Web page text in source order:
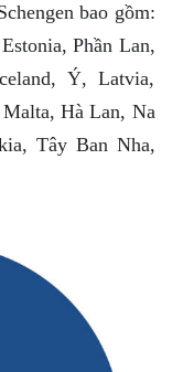
bao gồm:
Phần Lan,
Ý, Latvia,
Hà Lan, Na
Tây Ban Nha,